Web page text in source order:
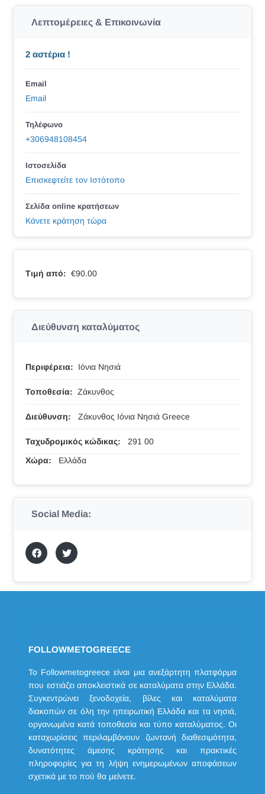
Λεπτομέρειες & Επικοινωνία
2 αστέρια !
Email
Email
Τηλέφωνο
+306948108454
Ιστοσελίδα
Επισκεφτείτε τον Ιστότοπο
Σελίδα online κρατήσεων
Κάνετε κράτηση τώρα
Τιμή από: €90.00
Διεύθυνση καταλύματος
Περιφέρεια: Ιόνια Νησιά
Τοποθεσία: Ζάκυνθος
Διεύθυνση: Ζάκυνθος Ιόνια Νησιά Greece
Ταχυδρομικός κώδικας:
291 00
Χώρα:
Ελλάδα
Social Media:
FOLLOWMETOGREECE
Το Followmetogreece είναι μια ανεξάρτητη πλατφόρμα
που εστιάζει αποκλειστικά σε καταλύματα στην Ελλάδα.
Συγκεντρώνει ξενοδοχεία, βίλες και καταλύματα
διακοπών σε όλη την ηπειρωτική Ελλάδα και τα νησιά,
οργανωμένα κατά τοποθεσία και τύπο καταλύματος. Οι
καταχωρίσεις περιλαμβάνουν ζωντανή διαθεσιμότητα,
δυνατότητες άμεσης κράτησης και πρακτικές
πληροφορίες για τη λήψη ενημερωμένων αποφάσεων
σχετικά με το πού θα μείνετε.